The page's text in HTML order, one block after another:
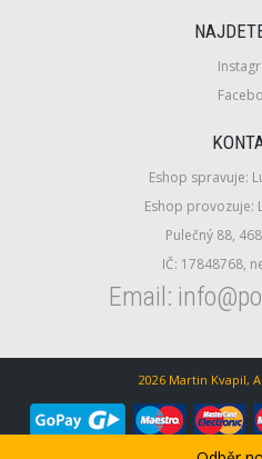
Eshop spravuje:
Eshop provozuje:
Pulečný 88,
IČ: 17848768,
Email:
2026 Martin Kvapil,